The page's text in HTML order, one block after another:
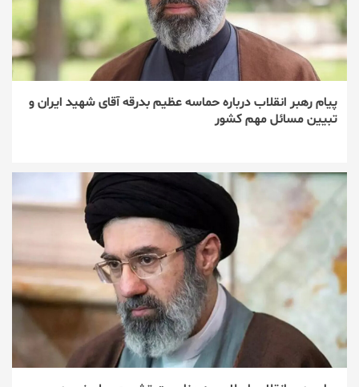
پیام رهبر انقلاب درباره حماسه عظیم بدرقه آقای شهید ایران و
تبیین مسائل مهم کشور